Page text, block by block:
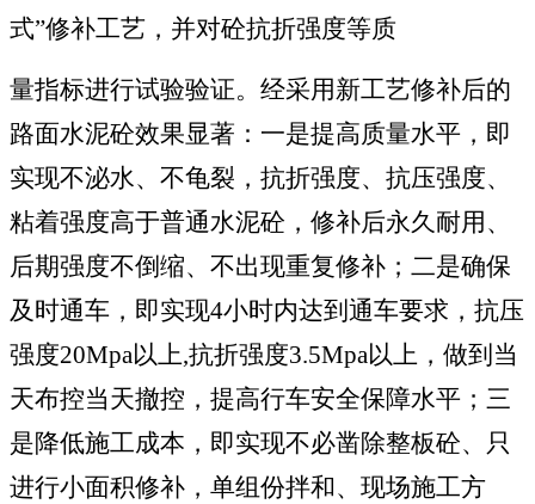
式”修补工艺，并对砼抗折强度等质
量指标进行试验验证。经采用新工艺修补后的
路面水泥砼效果显著：一是提高质量水平，即
实现不泌水、不龟裂，抗折强度、抗压强度、
粘着强度高于普通水泥砼，修补后永久耐用、
后期强度不倒缩、不出现重复修补；二是确保
及时通车，即实现4小时内达到通车要求，抗压
强度20Mpa以上,抗折强度3.5Mpa以上，做到当
天布控当天撤控，提高行车安全保障水平；三
是降低施工成本，即实现不必凿除整板砼、只
进行小面积修补，单组份拌和、现场施工方